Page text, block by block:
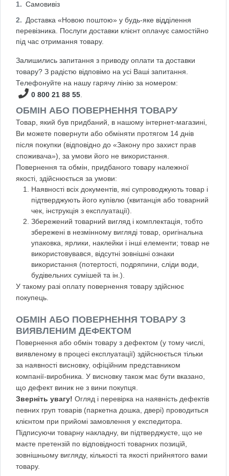
Самовивіз
Доставка «Новою поштою» у будь-яке відділення
перевізника. Послуги доставки клієнт оплачує самостійно
під час отримання товару.
Залишились запитання з приводу оплати та доставки
товару? З радістю відповімо на усі Ваші запитання.
Телефонуйте на нашу гарячу лінію за номером:
0 800 21 88 55
ОБМІН АБО ПОВЕРНЕННЯ ТОВАРУ
Товар, який був придбаний, в нашому інтернет-магазині,
Ви можете повернути або обміняти протягом 14 днів
після покупки (відповідно до «Закону про захист прав
споживача»), за умови його не використання.
Повернення та обмін, придбаного товару належної
якості, здійснюється за умови:
Наявності всіх документів, які супроводжують товар і
підтверджують його купівлю (квитанція або товарний
чек, інструкція з експлуатації).
Збережений товарний вигляд і комплектація, тобто
збережені в незмінному вигляді товар, оригінальна
упаковка, ярлики, наклейки і інші елементи; товар не
використовувався, відсутні зовнішні ознаки
використання (потертості, подряпини, сліди води,
будівельних сумішей та ін.).
У такому разі оплату повернення товару здійснює
покупець.
ОБМІН АБО ПОВЕРНЕННЯ ТОВАРУ З
ВИЯВЛЕНИМ ДЕФЕКТОМ
Повернення або обмін товару з дефектом (у тому числі,
виявленому в процесі експлуатації) здійснюється тільки
за наявності висновку, офіційним представником
компанії-виробника. У висновку також має бути вказано,
що дефект виник не з вини покупця.
Зверніть увагу! Огляд і перевірка на наявність дефектів
певних груп товарів (паркетна дошка, двері) проводиться
клієнтом при прийомі замовлення у експедитора.
Підписуючи товарну накладну, ви підтверджуєте, що не
маєте претензій по відповідності товарних позицій,
зовнішньому вигляду, кількості та якості прийнятого вами
товару.